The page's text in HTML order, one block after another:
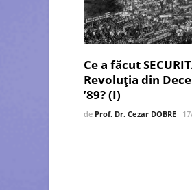
Ce a făcut
Revoluția din
’89? (I)
de Prof. Dr. Cezar DOBRE